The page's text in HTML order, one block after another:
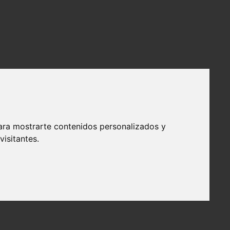
mostrarte contenidos personalizados y